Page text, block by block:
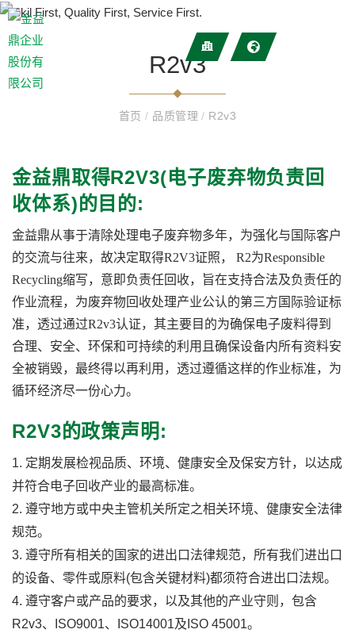
R2v3
首页/ 品质管理/ R2v3
金益鼎取得R2V3(电子废弃物负责回
收体系)的目的:
金益鼎从事于清除处理电子废弃物多年，为强化与国际客户
的交流与往来，故决定取得R2V3证照， R2为Responsible
Recycling缩写，意即负责任回收，旨在支持合法及负责任的
作业流程，为废弃物回收处理产业公认的第三方国际验证标
准，透过通过R2v3认证，其主要目的为确保电子废料得到
合理、安全、环保和可持续的利用且确保设备内所有资料安
全被销毁，最终得以再利用，透过遵循这样的作业标准，为
循环经济尽一份心力。
R2V3的政策声明:
1. 定期发展检视品质、环境、健康安全及保安方针，以达成
并符合电子回收产业的最高标准。
2. 遵守地方或中央主管机关所定之相关环境、健康安全法律
规范。
3. 遵守所有相关的国家的进出口法律规范，所有我们进出口
的设备、零件或原料(包含关键材料)都须符合进出口法规。
4. 遵守客户或产品的要求，以及其他的产业守则，包含
R2v3、 ISO9001、 ISO14001及 ISO 45001。